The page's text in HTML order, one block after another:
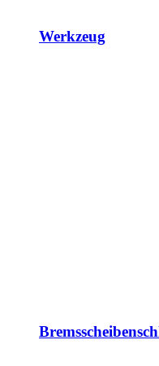
Werkzeug